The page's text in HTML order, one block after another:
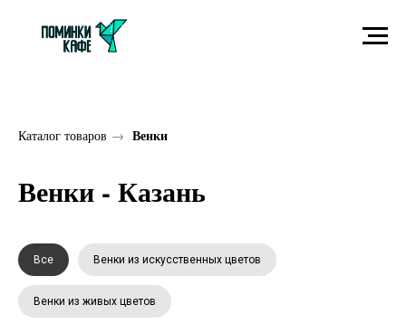
Каталог товаров → Венки
Венки - Казань
Все Венки из искусственных цветов
Венки из живых цветов